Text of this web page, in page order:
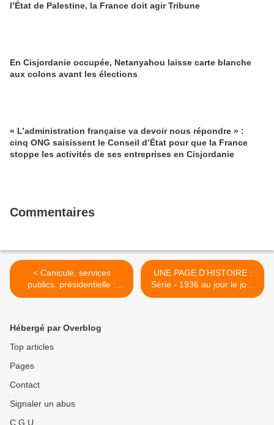
l’État de Palestine, la France doit agir Tribune
En Cisjordanie occupée, Netanyahou laisse carte blanche
aux colons avant les élections
« L’administration française va devoir nous répondre » :
cinq ONG saisissent le Conseil d’État pour que la France
stoppe les activités de ses entreprises en Cisjordanie
Commentaires
< Canicule, services
publics, présidentielle :
Fabien Roussel face à
UNE PAGE D’HISTOIRE :
Série - 1936 au jour le jour
#1 >
Hébergé par Overblog
Top articles
Pages
Contact
Signaler un abus
C.G.U.